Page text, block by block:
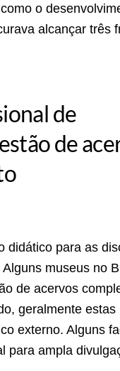
o
alcançar três
de
de
didático para as
museus no
de acervos
geralmente estas
externo. Alguns
para ampla